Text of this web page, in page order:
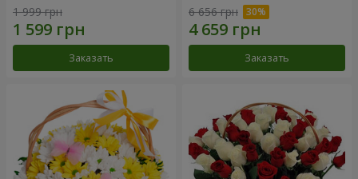
1 999 грн
Заказать
6 656 грн
Заказать